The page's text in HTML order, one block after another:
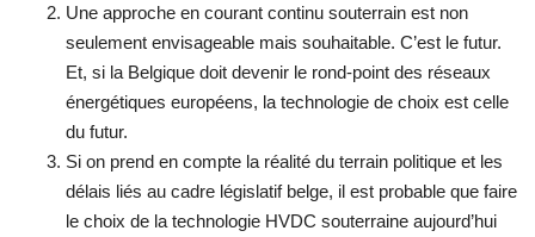
Une approche en courant continu souterrain est non
seulement envisageable mais souhaitable. C’est le futur.
Et, si la Belgique doit devenir le rond-point des réseaux
énergétiques européens, la technologie de choix est celle
du futur.
Si on prend en compte la réalité du terrain politique et les
délais liés au cadre législatif belge, il est probable que faire
le choix de la technologie HVDC souterraine aujourd’hui